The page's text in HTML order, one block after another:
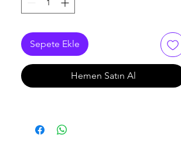
Sepete Ekle
Hemen Satın Al